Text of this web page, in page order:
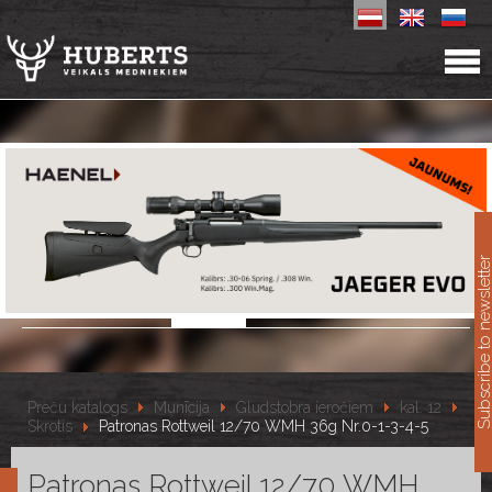
Preču katalogs Munīcija Gludstobra ieročiem
kal. 12
Skrotis
Patronas Rottweil 12/70 WMH 36g Nr.0-1-3-4-5
Patronas Rottweil 12/70 WMH
Subscribe